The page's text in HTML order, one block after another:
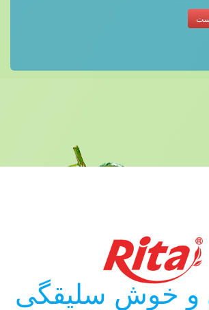
و خوش سلیقگی